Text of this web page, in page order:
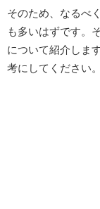
そのため、なるべ
も多いはずです。
について紹介しま
考にしてください